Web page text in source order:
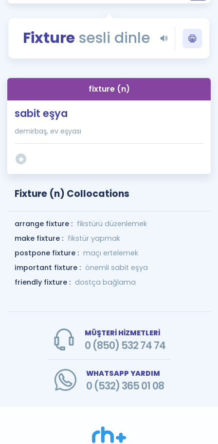
Rehberlik Aracı
ÖSYM Sınav Takvimi
Kampanyalar
Blog
Fixture sesli dinle
fixture (n)
sabit eşya
demirbaş, ev eşyası
Fixture (n) Collocations
arrange fixture : fikstürü düzenlemek
make fixture : fikstür yapmak
postpone fixture : maçı ertelemek
important fixture : önemli sabit eşya
friendly fixture : dostça bağlama
MÜŞTERİ HİZMETLERİ
0 (850) 532 74 74
WHATSAPP YARDIM
0 (532) 365 01 08